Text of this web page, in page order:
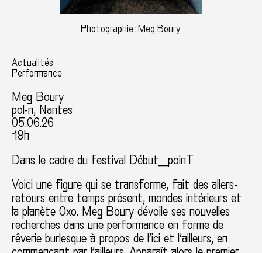
Photographie : Meg Boury
Actualités
Performance
Meg Boury
pol-n, Nantes
05.06.26
19h
Dans le cadre du festival Début__poinT
Voici une figure qui se transforme, fait des allers-
retours entre temps présent, mondes intérieurs et
la planète Oxo. Meg Boury dévoile ses nouvelles
recherches dans une performance en forme de
rêverie burlesque à propos de l’ici et l’ailleurs, en